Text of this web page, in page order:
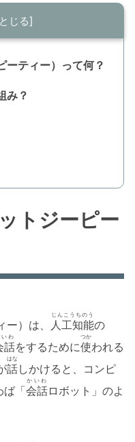
ーティー）って何？
み？
トジーピー
）は、 人工知能
じんこうちのう
の
話
わ
をするために使
つか
われる
話
はな
しかけると、コンピ
ば「会話
かいわ
ロボット」のよ